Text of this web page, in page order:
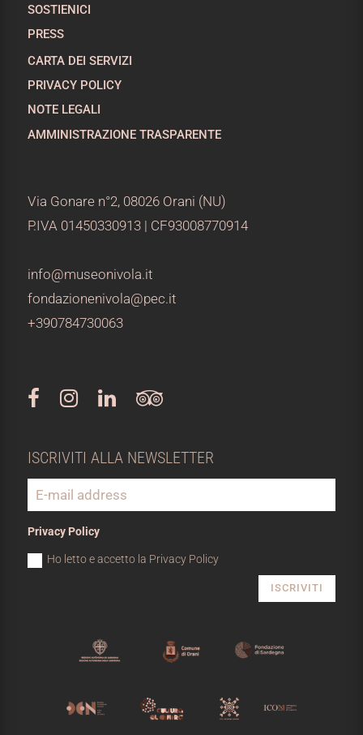
SOSTIENICI
PRESS
CARTA DEI SERVIZI
PRIVACY POLICY
NOTE LEGALI
AMMINISTRAZIONE TRASPARENTE
Via Gonare n°2, 08026 Orani (NU)
P.IVA 01450330913 | CF93008770914
info@museonivola.it
fondazionenivola@pec.it
+390784730063
ISCRIVITI ALLA NEWSLETTER
Privacy Policy
Ho letto e accetto la Privacy Policy
ISCRIVITI